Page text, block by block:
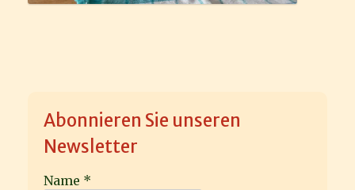
Abonnieren Sie unseren
Newsletter
Name *